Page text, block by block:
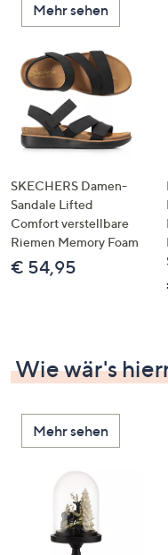
Mehr sehen
SKECHERS Damen-
Sandale Lifted
Comfort verstellbare
Riemen Memory Foam
€ 54,95
Wie wär's
Mehr sehen